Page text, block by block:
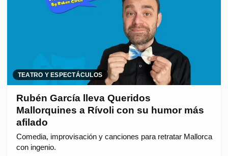
TEATRO Y ESPECTÁCULOS
Rubén García lleva Queridos
Mallorquines a Rívoli con su humor más
afilado
Comedia, improvisación y canciones para retratar Mallorca
con ingenio.